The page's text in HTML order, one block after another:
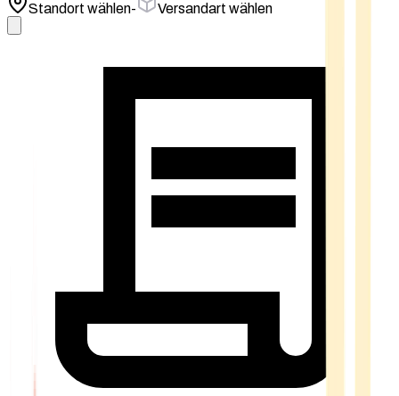
Standort wählen- Versandart wählen